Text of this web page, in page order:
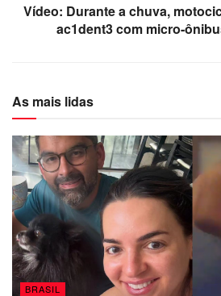
Vídeo: Durante a chuva,
ac1dent3 com micro-
As mais lidas
BRASIL